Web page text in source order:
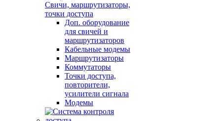
Свичи, маршрутизаторы,
точки доступа
Доп. оборудование
для свичей и
маршрутизаторов
Кабельные модемы
Маршрутизаторы
Коммутаторы
Точки доступа,
повторители,
усилители сигнала
Модемы